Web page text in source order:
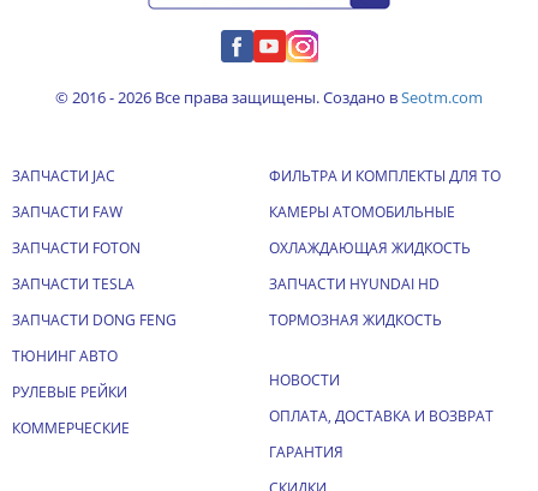
© 2016 - 2026 Все права защищены. Создано вSeotm.com
ЗАПЧАСТИ JAC
ЗАПЧАСТИ FAW
ЗАПЧАСТИ FOTON
ЗАПЧАСТИ TESLA
ЗАПЧАСТИ DONG FENG
ТЮНИНГ АВТО
РУЛЕВЫЕ РЕЙКИ
КОММЕРЧЕСКИЕ
ФИЛЬТРА И КОМПЛЕКТЫ ДЛЯ ТО
КАМЕРЫ АТОМОБИЛЬНЫЕ
ОХЛАЖДАЮЩАЯ ЖИДКОСТЬ
ЗАПЧАСТИ HYUNDAI HD
ТОРМОЗНАЯ ЖИДКОСТЬ
НОВОСТИ
ОПЛАТА, ДОСТАВКА И ВОЗВРАТ
ГАРАНТИЯ